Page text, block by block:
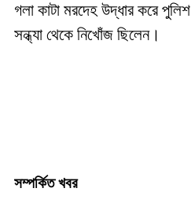
গলা কাটা মরদেহ উদ্ধার করে
সন্ধ্যা থেকে নিখোঁজ ছিলেন।
সম্পর্কিত খবর